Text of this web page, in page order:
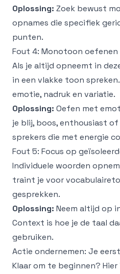
Oplossing: Zoek bewust
opnames die specifiek
punten.
Fout 4: Monotoon oefenen
Als je altijd opneemt in
in een vlakke toon
emotie, nadruk en variatie.
Oplossing: Oefen met
je blij, boos, enthousiast
sprekers die met energie
Fout 5: Focus op
Individuele woorden
traint je voor
gesprekken.
Oplossing: Neem altijd op
Context is hoe je de taal
gebruiken.
Actie ondernemen: Je
Klaar om te beginnen?